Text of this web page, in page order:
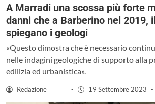
A Marradi una scossa più forte
danni che a Barberino nel 2019,
spiegano i geologi
«Questo dimostra che è necessario
nelle indagini geologiche di supporto alla
edilizia ed urbanistica».
Redazione - 19 Settembre 2023 -